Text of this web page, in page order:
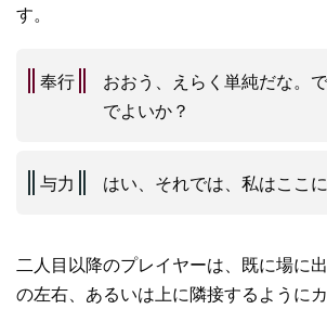
す。
奉行
おおう、えらく単純だな。
でよいか？
与力 はい、それでは、私はここに
二人目以降のプレイヤーは、既に場に
の左右、あるいは上に隣接するように